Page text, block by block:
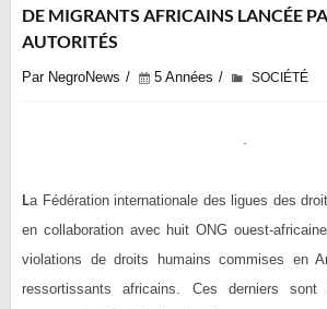
DE MIGRANTS AFRICAINS LANCÉE
AUTORITÉS
Par NegroNews 5 Années SOCIÉTÉ
La Fédération internationale des ligues des
en collaboration avec huit ONG ouest-
violations de droits humains commises en
ressortissants africains. Ces derniers sont